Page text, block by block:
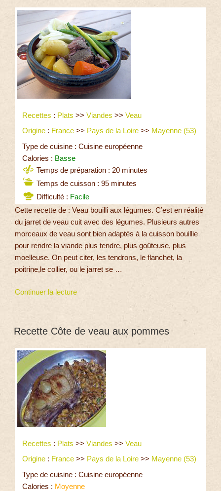
Recettes : Plats >> Viandes >> Veau
Origine : France >> Pays de la Loire >> Mayenne (53)
Type de cuisine : Cuisine européenne
Calories : Basse
Temps de préparation : 20 minutes
Temps de cuisson : 95 minutes
Difficulté : Facile
Cette recette de : Veau bouilli aux légumes. C’est en réalité
du jarret de veau cuit avec des légumes. Plusieurs autres
morceaux de veau sont bien adaptés à la cuisson bouillie
pour rendre la viande plus tendre, plus goûteuse, plus
moelleuse. On peut citer, les tendrons, le flanchet, la
poitrine,le collier, ou le jarret se …
Continuer la lecture
Recette Côte de veau aux pommes
Recettes : Plats >> Viandes >> Veau
Origine : France >> Pays de la Loire >> Mayenne (53)
Type de cuisine : Cuisine européenne
Calories : Moyenne